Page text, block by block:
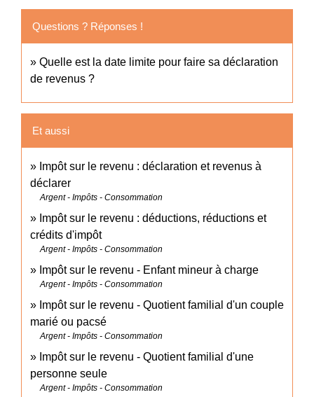
Questions ? Réponses !
Quelle est la date limite pour faire sa déclaration
de revenus ?
Et aussi
Impôt sur le revenu : déclaration et revenus à
déclarer
Argent - Impôts - Consommation
Impôt sur le revenu : déductions, réductions et
crédits d'impôt
Argent - Impôts - Consommation
Impôt sur le revenu - Enfant mineur à charge
Argent - Impôts - Consommation
Impôt sur le revenu - Quotient familial d'un couple
marié ou pacsé
Argent - Impôts - Consommation
Impôt sur le revenu - Quotient familial d'une
personne seule
Argent - Impôts - Consommation